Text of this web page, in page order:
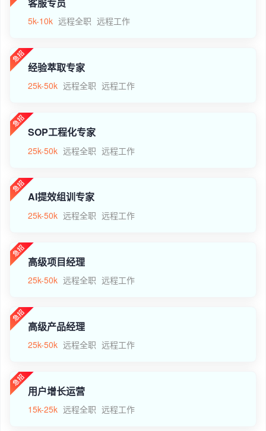
5k-10k 远程全职 远程工作
经验萃取专家
25k-50k 远程全职 远程工作
SOP工程化专家
25k-50k 远程全职 远程工作
AI提效组训专家
25k-50k 远程全职 远程工作
高级项目经理
25k-50k 远程全职 远程工作
高级产品经理
25k-50k 远程全职 远程工作
用户增长运营
15k-25k 远程全职 远程工作